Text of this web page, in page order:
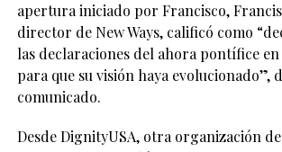
apertura iniciado por Francisco,
director de New Ways, calificó como
las declaraciones del ahora pontífice en
para que su visión haya evolucionado”,
comunicado.
Desde DignityUSA, otra organización